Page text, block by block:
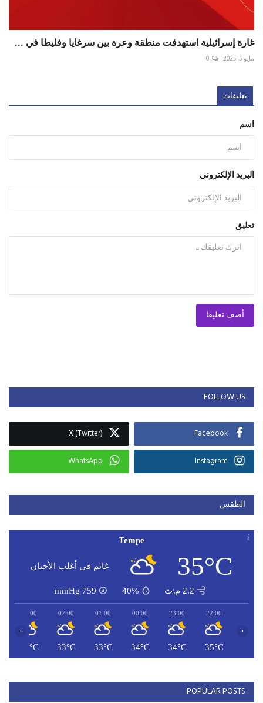
غارة إسرائيلية استهدفت منطقة وعرة بين سرغايا وفليطا في ...
مايو 5, 2025 0
تعليقات
اسم
البريد الإلكتروني
تعليق
أضف تعليقا
FOLLOW US
Facebook
X (Twitter)
Instagram
WhatsApp
الطقس
Tempe
35°C غائم في أغلب الأحيان
2.2 م\ث 40%
759
mmHg
22:00
35°C
23:00
34°C
00:00
34°C
01:00
33°C
02:00
33°C
03:00
32°C
‹ ›
POPULAR POSTS